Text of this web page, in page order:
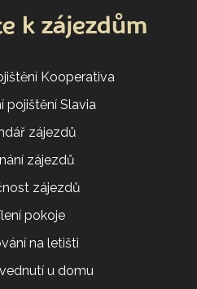
k zájezdům
Kooperativa
pojištění Slavia
zájezdů
zájezdů
zájezdů
pokoje
na letišti
u domu